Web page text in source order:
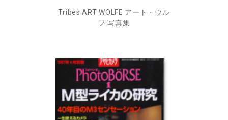
Tribes ART WOLFE アート・ウル
フ 写真集